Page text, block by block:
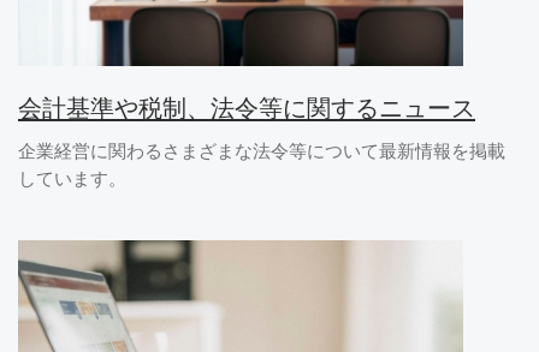
会計基準や税制、法令等に関するニュース
企業経営に関わるさまざまな法令等について最新情報を掲載
しています。